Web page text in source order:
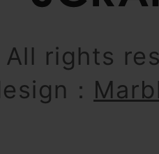
All rights
：